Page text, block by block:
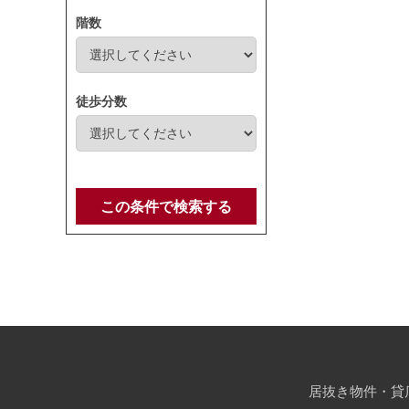
階数
徒歩分数
この条件で検索する
居抜き物件・貸